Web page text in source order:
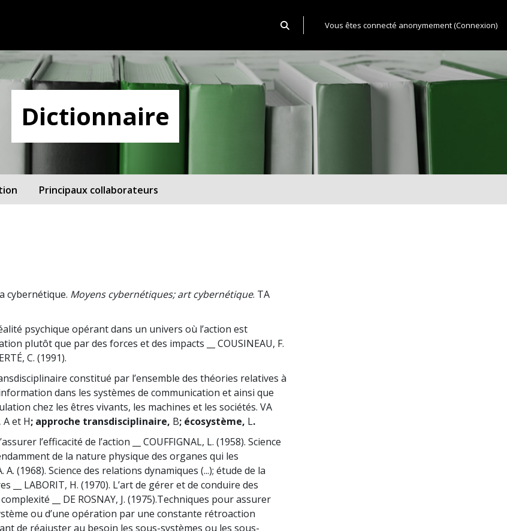
Activer/désactiver la saisie de recherche
Vous êtes connecté anonymement (Connexion)
Dictionnaire
Principaux collaborateurs
cybernétique. Moyens cybernétiques; art cybernétique. TA
psychique opérant dans un univers où l’action est
plutôt que par des forces et des impacts __ COUSINEAU, F.
C. (1991).
constitué par l’ensemble des théories relatives à
dans les systèmes de communication et ainsi que
chez les êtres vivants, les machines et les sociétés. VA
A et H; approche transdisciplinaire, B; écosystème, L.
l’efficacité de l’action __ COUFFIGNAL, L. (1958). Science
de la nature physique des organes qui les
A. (1968). Science des relations dynamiques (...); étude de la
__ LABORIT, H. (1970). L’art de gérer et de conduire des
__ DE ROSNAY, J. (1975).Techniques pour assurer
ou d’une opération par une constante rétroaction
de réajuster au besoin les sous-systèmes ou les sous-